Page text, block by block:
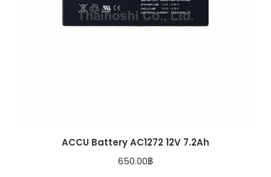
ACCU Battery AC1272 12V 7.2Ah
650.00฿